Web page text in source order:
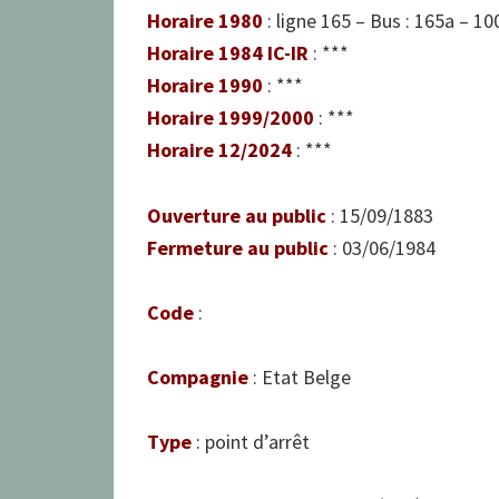
Horaire 1980 : ligne 165 – Bus : 165a –
Horaire 1984 IC-IR : ***
Horaire 1990 : ***
Horaire 1999/2000 : ***
Horaire 12/2024 : ***
Ouverture au public : 15/09/1883
Fermeture au public : 03/06/1984
Code :
Compagnie : Etat Belge
Type : point d’arrêt